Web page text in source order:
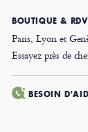
BOUTIQUE &
Paris, Lyon et
Essayez près de
BESOIN